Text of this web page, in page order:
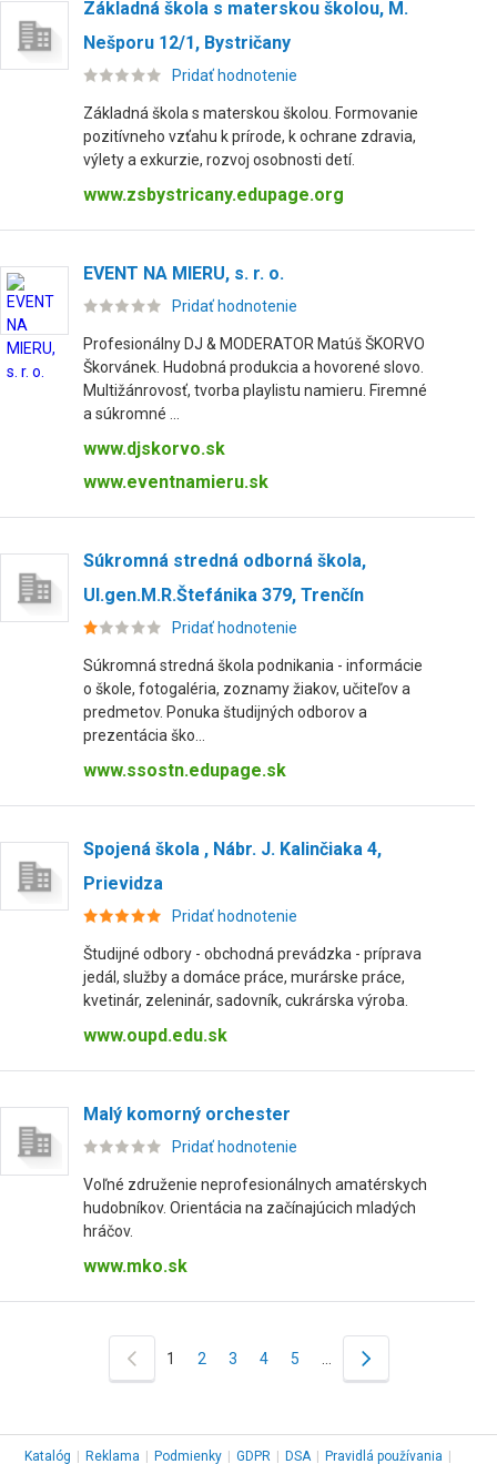
Základná škola s materskou školou, M.
Nešporu 12/1, Bystričany
Pridať hodnotenie
Základná škola s materskou školou. Formovanie
pozitívneho vzťahu k prírode, k ochrane zdravia,
výlety a exkurzie, rozvoj osobnosti detí.
www.zsbystricany.edupage.org
EVENT NA MIERU, s. r. o.
Pridať hodnotenie
Profesionálny DJ & MODERATOR Matúš ŠKORVO
Škorvánek. Hudobná produkcia a hovorené slovo.
Multižánrovosť, tvorba playlistu namieru. Firemné
a súkromné ...
www.djskorvo.sk
www.eventnamieru.sk
Súkromná stredná odborná škola,
Ul.gen.M.R.Štefánika 379, Trenčín
Pridať hodnotenie
Súkromná stredná škola podnikania - informácie
o škole, fotogaléria, zoznamy žiakov, učiteľov a
predmetov. Ponuka študijných odborov a
prezentácia ško...
www.ssostn.edupage.sk
Spojená škola , Nábr. J. Kalinčiaka 4,
Prievidza
Pridať hodnotenie
Študijné odbory - obchodná prevádzka - príprava
jedál, služby a domáce práce, murárske práce,
kvetinár, zeleninár, sadovník, cukrárska výroba.
www.oupd.edu.sk
Malý komorný orchester
Pridať hodnotenie
Voľné združenie neprofesionálnych amatérskych
hudobníkov. Orientácia na začínajúcich mladých
hráčov.
www.mko.sk
1 2 3 4 5
Katalóg Reklama Podmienky GDPR DSA Pravidlá používania